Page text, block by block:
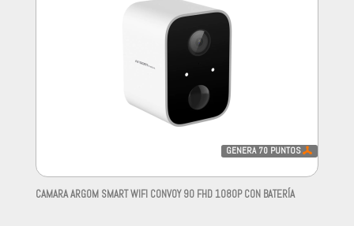
GENERA 70 PUNTOS
CAMARA ARGOM SMART WIFI CONVOY 90 FHD 1080P CON BATERÍA